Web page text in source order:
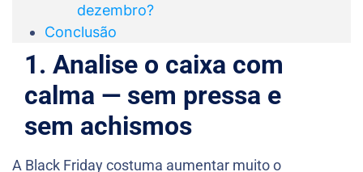
dezembro?
Conclusão
1. Analise o caixa com
calma — sem pressa e
sem achismos
A Black Friday costuma aumentar muito o